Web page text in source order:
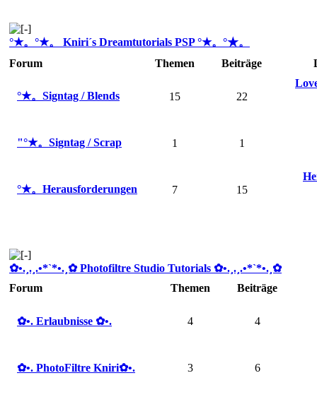
°★。°★。 Kniri´s Dreamtutorials PSP °★。°★。
Forum
Themen Beiträge
°★。Signtag / Blends 15 22
"°★。Signtag / Scrap 1 1
°★。Herausforderungen 7 15
✿ •.¸.¸.•*`*•.¸✿ Photofiltre Studio Tutorials ✿ •.¸.¸.•*`*•.¸✿
Forum
Themen Beiträge
✿ •. Erlaubnisse ✿ •. 4 4
✿ •. PhotoFiltre Kniri✿ •. 3 6